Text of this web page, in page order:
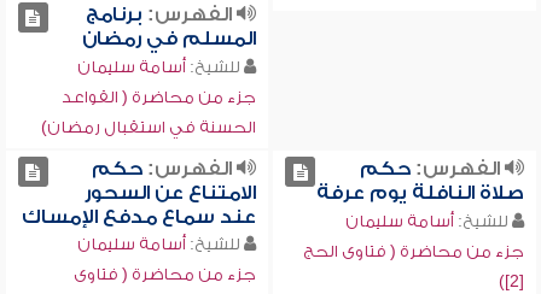
الفهرس: برنامج
المسلم في رمضان
للشيخ: أسامة سليمان
جزء من محاضرة ( القواعد
الحسنة في استقبال رمضان)
الفهرس:حكم
صلاة النافلة يوم عرفة
للشيخ: أسامة سليمان
جزء من محاضرة ( فتاوى الحج
[2])
الفهرس:حكم
الامتناع عن السحور
عند سماع مدفع الإمساك
للشيخ: أسامة سليمان
جزء من محاضرة ( فتاوى